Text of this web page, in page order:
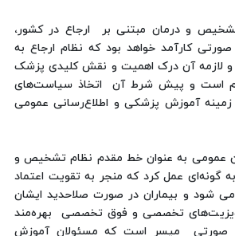
تشخیص و درمان مبتنی بر ارجاع در کشور،
کارآمد خواهد بود که نظام ارجاع به
لازمه آن درک اهمیت و نقش کلیدی پزشک
است و پیش شرط آن اتخاذ سیاست‌های
زمینه آموزش پزشکی و اطلاع‌رسانی عمومی
عمومی به عنوان خط مقدم نظام تشخیص و
به گونه‌ای عمل کرد که منجر به تقویت اعتماد
شود و بیماران در صورت صلاحدید ایشان
ویزیت‌های تخصصی و فوق تخصصی بهره‌مند
صورتی میسر است که مسئولان آموزش